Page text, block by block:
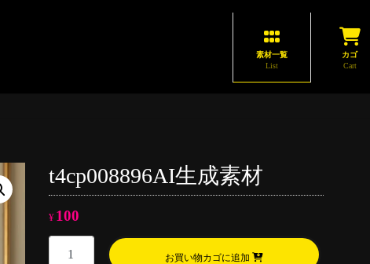
素材一覧
List
カゴ
Cart
t4cp008896AI生成素材
¥ 100
t4cp008896AI
お買い物カゴに追加